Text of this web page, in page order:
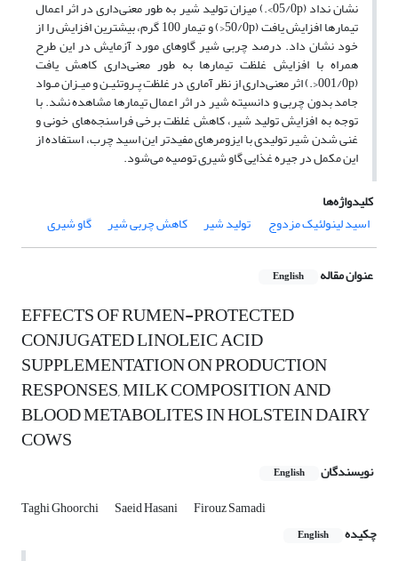
نشان نداد (05/0‌p>‌.) میزان تولید شیر به طور معنی‌داری در اثر اعمال
تیمارها افزایش یافت (5‌0/0‌p<‌)‌ و تیمار 100 گرم، بیشترین افزایش را از
خود نشان داد. درصد چربی شیر گاوهای مورد آزمایش در این طرح
همراه با افزایش غلظت تیمار‌ها به طور معنی‌داری کاهش یافت
(001/0‌p<‌.) اثر معنی‌داری از نظر آماری در غلظت پـروتئیـن و میـزان مـواد
جامد بدون چربی و دانسیته شیر در اثر اعمال تیمار‌ها مشاهده نشد. با
توجه به افزایش تولید شیر، کاهش غلظت برخی فراسنجه‌های خونی و
غنی شدن شیر تولیدی با ایزومرهای مفیدتر این اسید چرب، استفاده از
این مکمل در جیره غذایی گاو شیری توصیه می‌شود.
کلیدواژه‌ها
اسید لینولئیک مزدوج
‌ تولید شیر کاهش چربی شیر گاو شیری
عنوان مقاله English
EFFECTS OF RUMEN-PROTECTED
CONJUGATED LINOLEIC ACID
SUPPLEMENTATION ON PRODUCTION
RESPONSES, MILK COMPOSITION AND
BLOOD METABOLITES IN HOLSTEIN DAIRY
COWS
نویسندگان English
Taghi Ghoorchi Saeid Hasani
Firouz Samadi
چکیده
English